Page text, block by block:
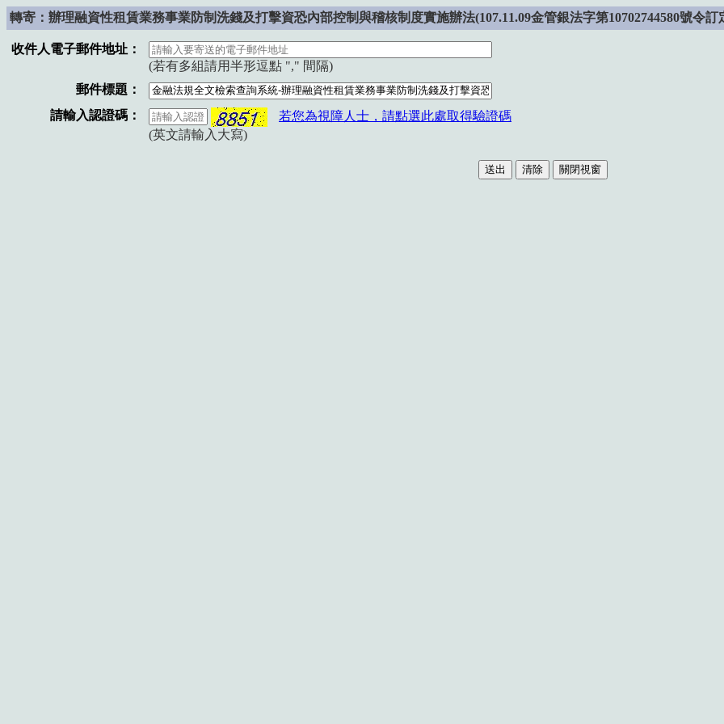
轉寄：辦理融資性租賃業務事業防制洗錢及打擊資恐內部控制與稽核制度實施辦法(107.11.09金管銀法字第10702744580號令訂
收件人電子郵件地址：
(若有多組請用半形逗點 "," 間隔)
郵件標題：
請輸入認證碼：
若您為視障人士，請點選此處取得驗證碼
(英文請輸入大寫)